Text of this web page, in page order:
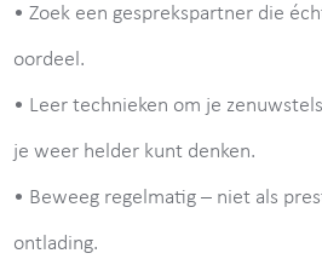
• Zoek een gesprekspartner die
oordeel.
• Leer technieken om je
je weer helder kunt denken.
• Beweeg regelmatig – niet als
ontlading.